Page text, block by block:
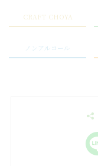
CRAFT CHOYA
ノンアルコール